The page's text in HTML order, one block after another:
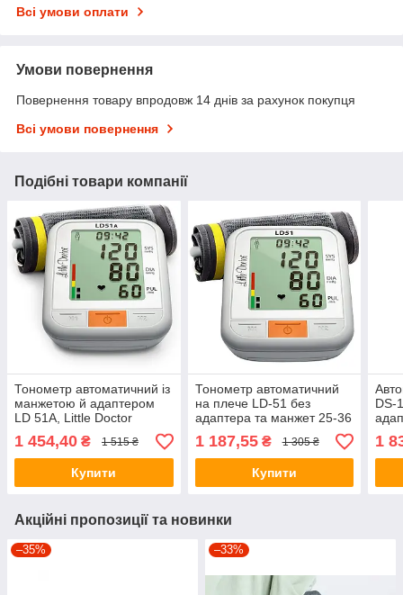
Всі умови оплати
Умови повернення
Повернення товару впродовж 14 днів за рахунок покупця
Всі умови повернення
Подібні товари компанії
Тонометр автоматичний із
манжетою й адаптером
LD 51A, Little Doctor
1 454,40 ₴ 1 515 ₴
Купити
Тонометр автоматичний
на плече LD-51 без
адаптера та манжет 25-36
см, (Little Doctor)
1 187,55₴ 1 305 ₴
Купити
DS-
22-
1
Акційні пропозиції та новинки
–35% –33%